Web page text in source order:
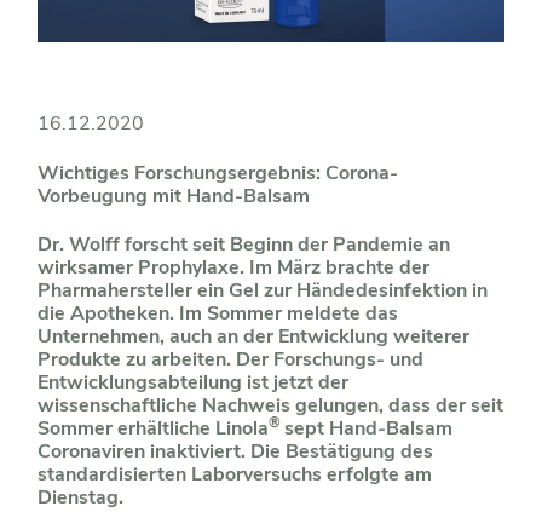
16.12.2020
Wichtiges Forschungsergebnis: Corona-
Vorbeugung mit Hand-Balsam
Dr. Wolff forscht seit Beginn der Pandemie an
wirksamer Prophylaxe. Im März brachte der
Pharmahersteller ein Gel zur Händedesinfektion in
die Apotheken. Im Sommer meldete das
Unternehmen, auch an der Entwicklung weiterer
Produkte zu arbeiten. Der Forschungs- und
Entwicklungsabteilung ist jetzt der
wissenschaftliche Nachweis gelungen, dass der seit
Sommer erhältliche Linola® sept Hand-Balsam
Coronaviren inaktiviert. Die Bestätigung des
standardisierten Laborversuchs erfolgte am
Dienstag.